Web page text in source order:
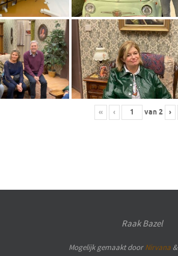
« ‹ van2 ›
Raak Bazel
Mogelijk gemaakt doorNirvana &